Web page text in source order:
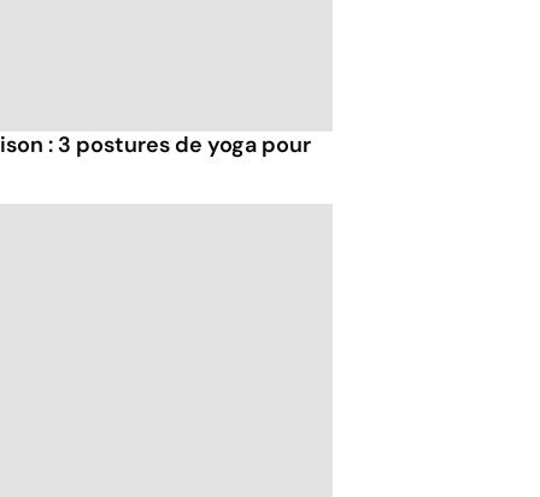
: 3 postures de yoga pour